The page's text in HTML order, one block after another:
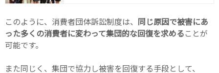
このように、消費者団体訴訟制度は、 同じ原因で被害にあ
った多くの消費者に変わって集団的な回復を求めることが
可能です。
また同じく、集団で協力し被害を回復する手段として、